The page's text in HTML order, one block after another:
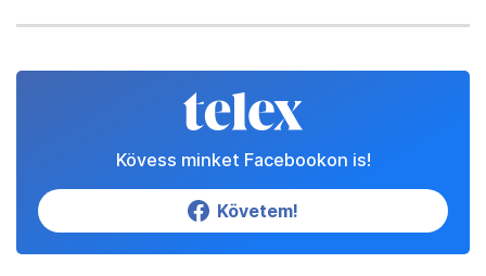
Kövess minket Facebookon is!
Követem!